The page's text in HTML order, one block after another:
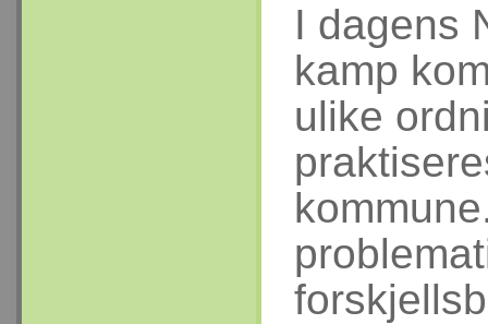
I dagens
kamp
ulike